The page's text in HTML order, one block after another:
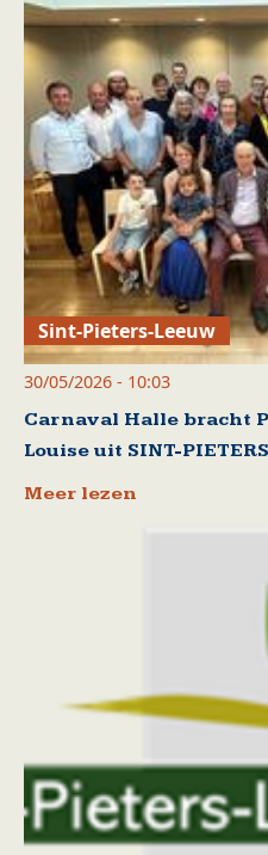
Sint-Pieters-Leeuw
30/05/2026 - 10:03
Carnaval Halle bracht
Louise uit SINT-
Meer lezen